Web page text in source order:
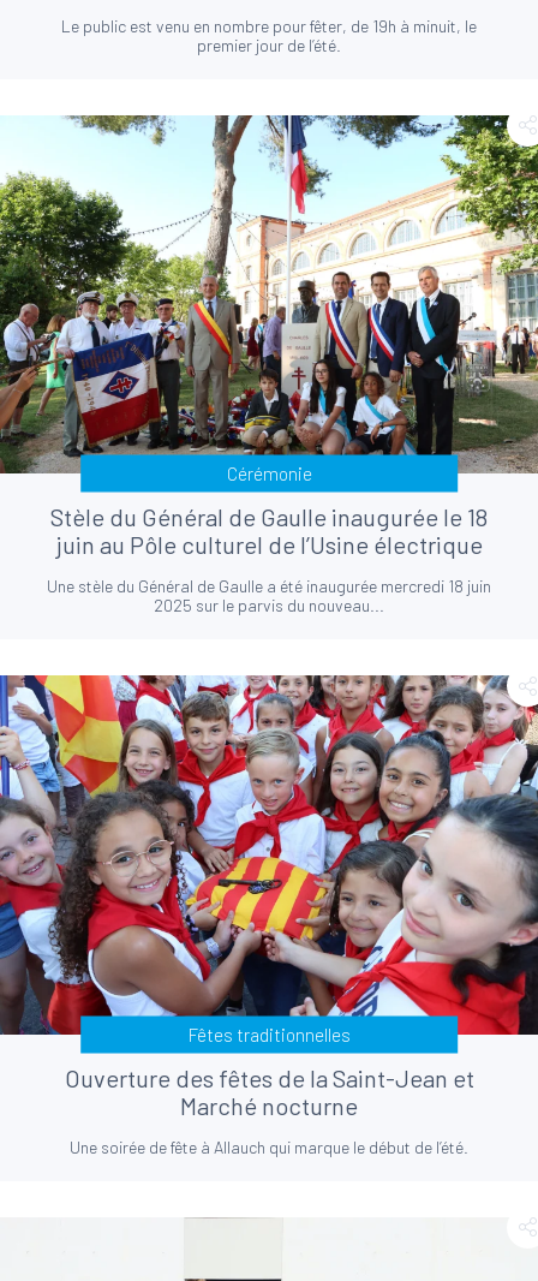
Le public est venu en nombre pour fêter, de 19h à minuit, le
premier jour de l’été.
Cérémonie
Stèle du Général de Gaulle inaugurée le 18
juin au Pôle culturel de l’Usine électrique
Une stèle du Général de Gaulle a été inaugurée mercredi 18 juin
2025 sur le parvis du nouveau...
Fêtes traditionnelles
Ouverture des fêtes de la Saint-Jean et
Marché nocturne
Une soirée de fête à Allauch qui marque le début de l’été.